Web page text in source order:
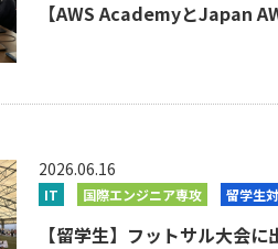
【AWS AcademyとJapan
2026.06.16
IT 国際エンジニア専攻 留学生
【留学生】フットサル大会